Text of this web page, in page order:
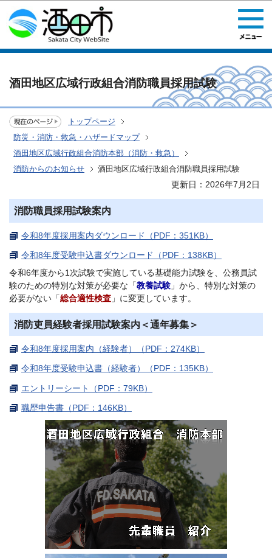
このページの本文へ移動
酒田地区広域行政組合消防職員採用試験
トップページ
防災・消防・救急・ハザードマップ
酒田地区広域行政組合消防本部（消防・救急）
消防からのお知らせ
酒田地区広域行政組合消防職員採用試験
更新日：2026年7月2日
消防職員採用試験案内
令和8年度採用案内ダウンロード（PDF：351KB）
令和8年度受験申込書ダウンロード（PDF：138KB）
令和6年度から1次試験で実施している基礎能力試験を、公務員試
験のための特別な対策が必要な「教養試験」から、特別な対策の
必要がない「総合適性検査 」に変更しています。
消防吏員経験者採用試験案内＜通年募集＞
令和8年度採用案内（経験者）（PDF：274KB）
令和8年度受験申込書（経験者）（PDF：135KB）
エントリーシート（PDF：79KB）
職歴申告書（PDF：146KB）